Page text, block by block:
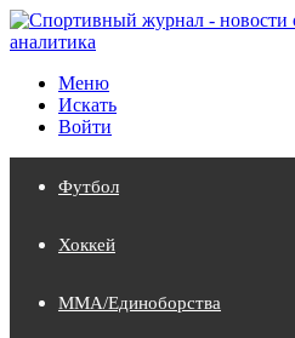
Меню
Искать
Войти
Футбол
Хоккей
MMA/Единоборства